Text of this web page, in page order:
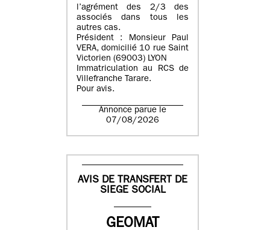
l’agrément des 2/3 des
associés dans tous les
autres cas.
Président : Monsieur Paul
VERA, domicilié 10 rue Saint
Victorien (69003) LYON
Immatriculation au RCS de
Villefranche Tarare.
Pour avis.
Annonce parue le
07/08/2026
AVIS DE TRANSFERT DE
SIEGE SOCIAL
GEOMAT